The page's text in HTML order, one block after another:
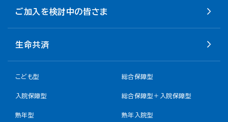
ご加入を検討中の皆さま
生命共済
こども型 総合保障型
入院保障型 総合保障型＋入院保障型
熟年型 熟年入院型